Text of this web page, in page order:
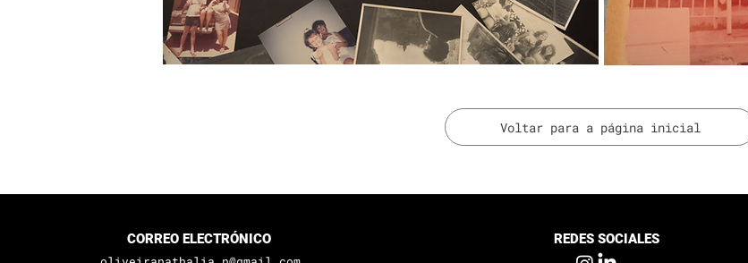
Voltar para a página inicial
CORREO ELECTRÓNICO
REDES SOCIALES